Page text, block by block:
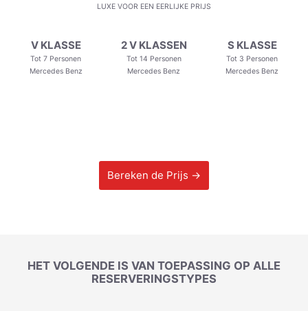
LUXE VOOR EEN EERLIJKE PRIJS
V KLASSE
Tot 7 Personen
Mercedes Benz
2 V KLASSEN
Tot 14 Personen
Mercedes Benz
S KLASSE
Tot 3 Personen
Mercedes Benz
Bereken de Prijs →
HET VOLGENDE IS VAN TOEPASSING OP ALLE
RESERVERINGSTYPES